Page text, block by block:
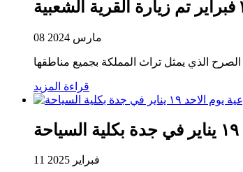
08 مارس 2024
قراءة المزيد
11 فبراير 2025